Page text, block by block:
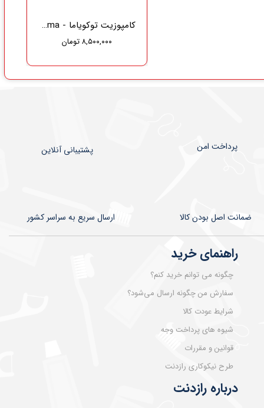
کامپوزیت توکویاما - Tokuyama
۸,۵۰۰,۰۰۰ تومان
درباره رازدنت
راهنمای خرید
چگونه می توانم خرید کنم؟
سفارش من چگونه ارسال می‌شود؟
شرایط عودت کالا
شیوه های پرداخت وجه
قوانین و مقررات
طرح نیکوکاری رازدنت
​​​​ارسال سریع به سراسر کشور ضمانت اصل بودن کالا
پشتیبانی آنلاین پرداخت امن